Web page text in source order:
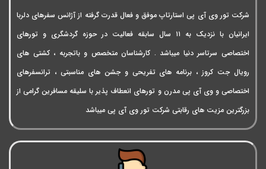
شرکت تور وی آی پی استارتاپ موفق و فعال قدرت گرفته از آژانس سفرهای دلربا
ایرانیان با نزدیک به ۱۱ سال سابقه فعالیت در حوزه گردشگری و تورهای
اختصاصی سرتاسر دنیا میباشد . کارشناسان متخصص و باتجربه ، کشتی های
رویال جت کروز ، برنامه های تفریحی و جشن های مناسبتی ، ترانسفرهای
اختصاصی و وی آی پی مدرن و تورهای انعطاف پذیر با سلیقه مسافرین گرامی از
بزرگترین مزیت های رقابتی شرکت تور وی آی پی میباشد